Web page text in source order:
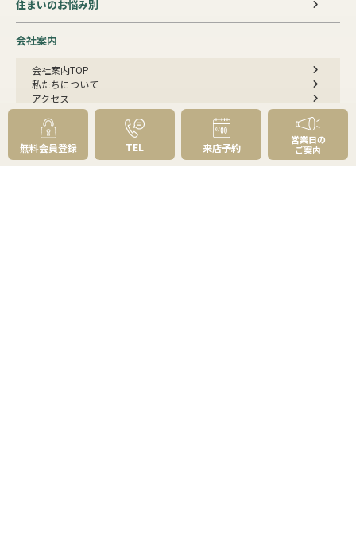
住まいのお悩み別
会社案内
会社案内TOP
私たちについて
アクセス
受賞歴
センチュリー21とは
スタッフ紹介
お客様の声
成約事例
無料会員登録 TEL 来店予約
営業日の
ご案内